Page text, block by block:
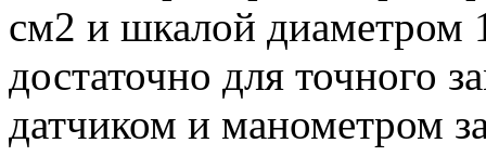
см2 и шкалой диаметром
достаточно для точного
датчиком и манометром